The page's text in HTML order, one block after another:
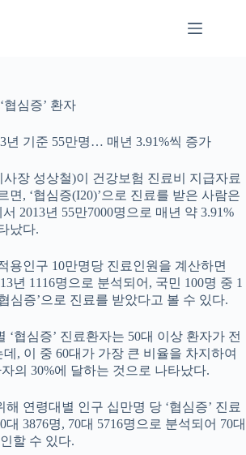
협심증’ 환자
년 기준 55만명… 매년 3.91%씩 증가
장 성상철)이 건강보험 진료비 지급자료
면, ‘협심증(I20)’으로 진료를 받은 사람은
2013년 55만7000명으로 매년 약 3.91%
났다.
용인구 10만명당 진료인원을 계산하면
년 1116명으로 분석되어, 국민 100명 중 1
심증’으로 진료를 받았다고 볼 수 있다.
‘협심증’ 진료환자는 50대 이상 환자가 전
, 이 중 60대가 가장 큰 비율을 차지하여
의 30%에 달하는 것으로 나타났다.
연령대별 인구 십만명 당 ‘협심증’ 진료
3876명, 70대 5716명으로 분석되어 70대
할 수 있다.